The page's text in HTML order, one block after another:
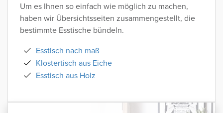
Um es Ihnen so einfach wie möglich zu machen,
haben wir Übersichtsseiten zusammengestellt, die
bestimmte Esstische bündeln.
Esstisch nach maß
Klostertisch aus Eiche
Esstisch aus Holz